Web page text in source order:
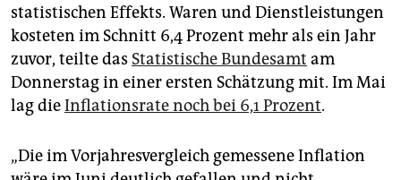
unterstützen
abo
genossenschaft
statistischen Effekts. Waren und Dienstleistungen
kosteten im Schnitt 6,4 Prozent mehr als ein Jahr
zuvor, teilte das Statistische Bundesamt am
Donnerstag in einer ersten Schätzung mit. Im Mai
lag dieInflationsrate noch bei 6,1 Prozent.
„Die im Vorjahresvergleich gemessene Inflation